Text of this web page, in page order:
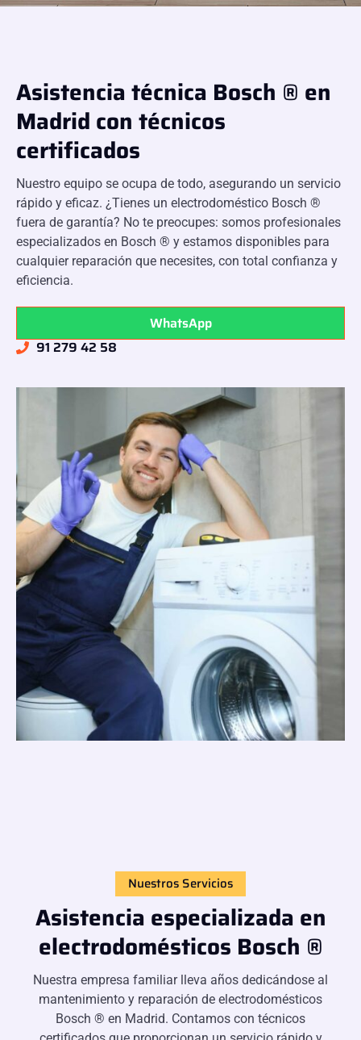
Asistencia técnica Bosch ® en
Madrid con técnicos
certificados
Nuestro equipo se ocupa de todo, asegurando un servicio
rápido y eficaz. ¿Tienes un electrodoméstico Bosch ®
fuera de garantía? No te preocupes: somos profesionales
especializados en Bosch ® y estamos disponibles para
cualquier reparación que necesites, con total confianza y
eficiencia.
WhatsApp
91 279 42 58
Nuestros Servicios
Asistencia especializada en
electrodomésticos Bosch ®
Nuestra empresa familiar lleva años dedicándose al
mantenimiento y reparación de electrodomésticos
Bosch ® en Madrid. Contamos con técnicos